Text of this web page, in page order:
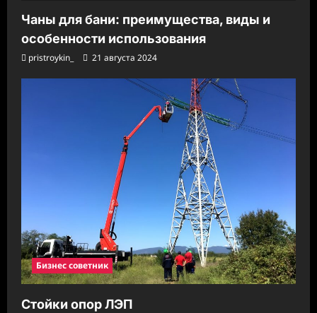
Чаны для бани: преимущества, виды и
особенности использования
pristroykin_ 21 августа 2024
Бизнес советник
Стойки опор ЛЭП